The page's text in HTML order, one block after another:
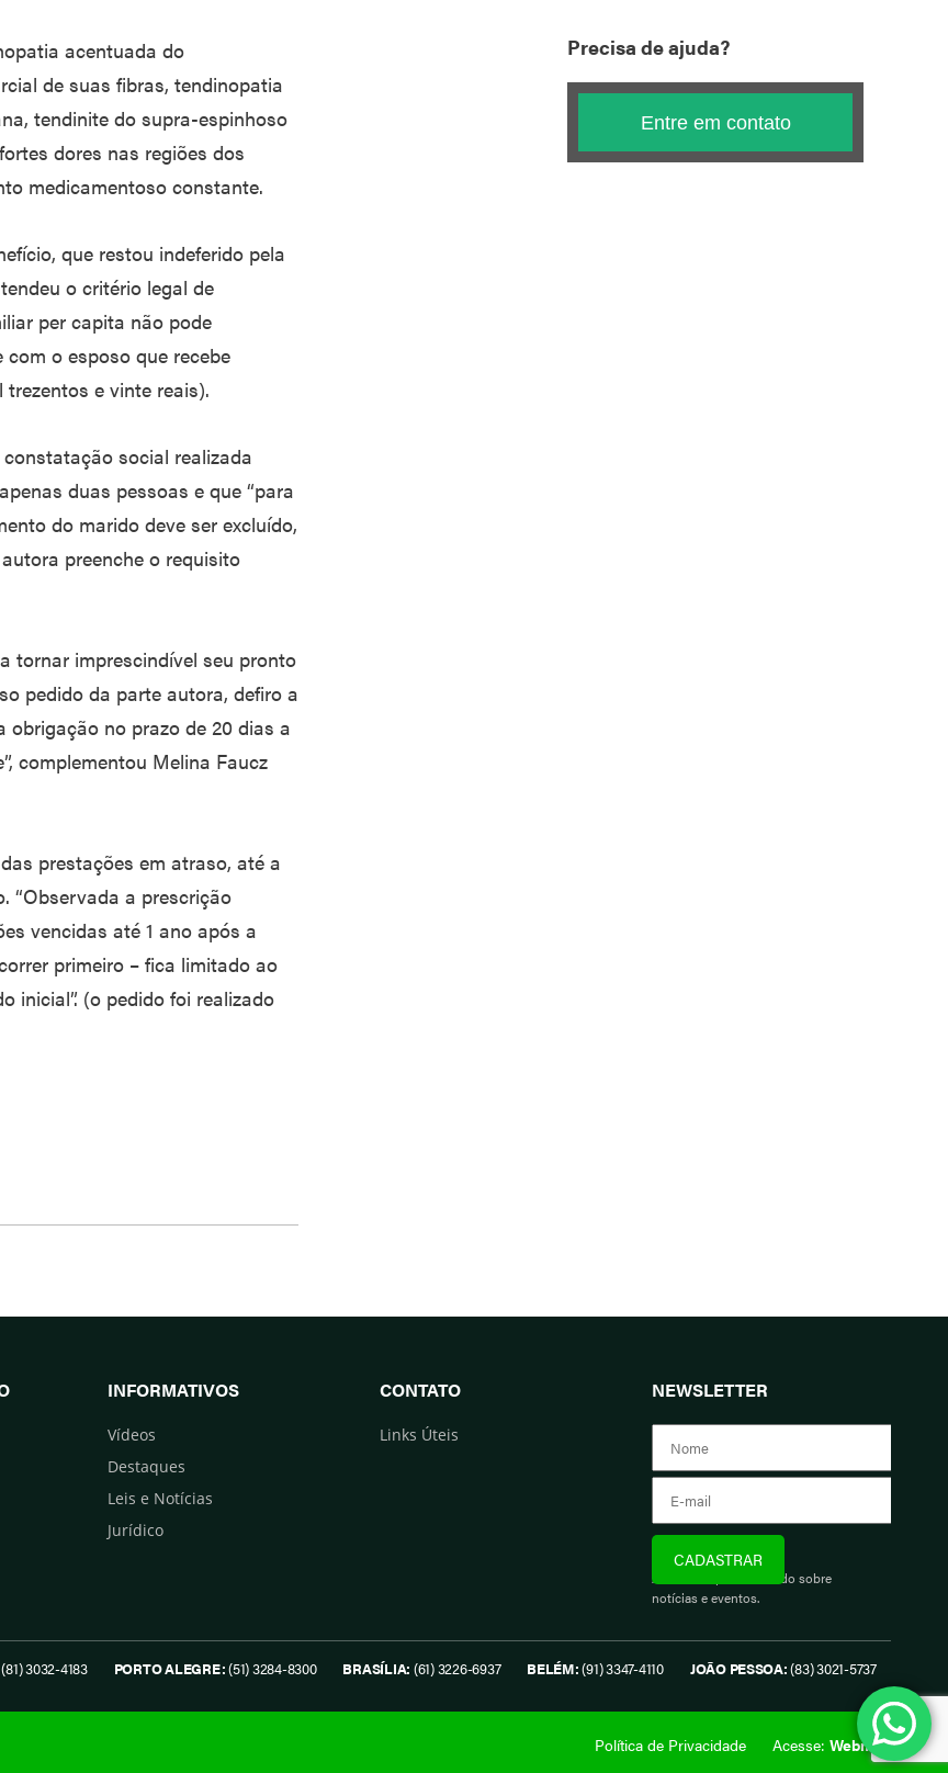
acentuada do
de suas fibras, tendinopatia
tendinite do supra-espinhoso
dores nas regiões dos
medicamentoso constante.
que restou indeferido pela
o critério legal de
per capita não pode
o esposo que recebe
e vinte reais).
social realizada
duas pessoas e que “para
do marido deve ser excluído,
preenche o requisito
tornar imprescindível seu pronto
pedido da parte autora, defiro a
no prazo de 20 dias a
complementou Melina Faucz
prestações em atraso, até a
“Observada a prescrição
vencidas até 1 ano após a
primeiro – fica limitado ao
inicial”. (o pedido foi realizado
Precisa de ajuda?
Entre em contato
INFORMATIVOS
Vídeos
Destaques
Leis e Notícias
Jurídico
CONTATO
Links Úteis
NEWSLETTER
Assine e fique informado sobre
notícias e eventos.
(81) 3032-4183 PORTO ALEGRE:(51) 3284-8300 BRASÍLIA: (61) 3226-6937 BELÉM:(91) 3347-4110 JOÃO PESSOA:(83) 3021-5737
Política de Privacidade Acesse: Webmail